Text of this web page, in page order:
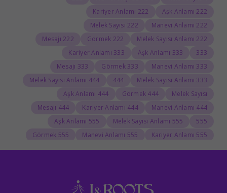
222 Aşk Anlamı
222 Kariyer Anlamı
222 Manevi Anlamı
222 Melek Sayısı
222 Melek Sayısı Anlamı
222 Görmek
222 Mesajı
333
333 Aşk Anlamı
333 Kariyer Anlamı
333 Manevi Anlamı
333 Görmek
333 Mesajı
333 Melek Sayısı Anlamı
444
444 Melek Sayısı Anlamı
Melek Sayısı
444 Görmek
444 Aşk Anlamı
444 Manevi Anlamı
444 Kariyer Anlamı
444 Mesajı
555
555 Melek Sayısı Anlamı
555 Aşk Anlamı
555 Kariyer Anlamı
555 Manevi Anlamı
555 Görmek
666
666 Görmek
666 Melek Sayısı
666 Anlamı
000
000 Anlamı
000 Görmek